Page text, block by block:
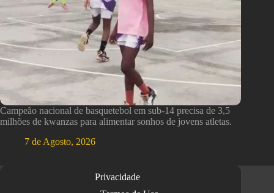
Campeão nacional de basquetebol em sub-14 precisa de 3,5
milhões de kwanzas para alimentar sonhos de jovens atletas.
7 de Agosto, 2026
Privacidade